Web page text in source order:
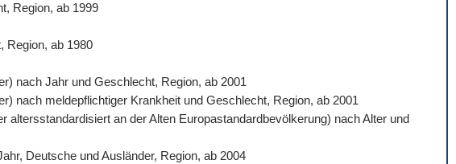
Region, ab 1999
Region, ab 1980
nach Jahr und Geschlecht, Region, ab 2001
nach meldepflichtiger Krankheit und Geschlecht, Region, ab 2001
an der Alten Europastandardbevölkerung) nach Alter und
Deutsche und Ausländer, Region, ab 2004